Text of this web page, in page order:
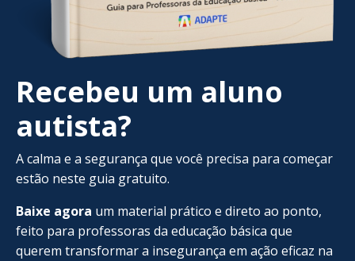
Recebeu um aluno
autista?
A calma e a segurança que você precisa para começar
estão neste guia gratuito.
Baixe agora um material prático e direto ao ponto,
feito para professoras da educação básica que
querem transformar a insegurança em ação eficaz na